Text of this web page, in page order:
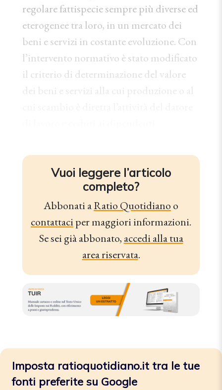
regolare fattispecie sempre più diverse ed
eterogenee tra loro, in un mercato dei
beni e servizi in costante evoluzione. Con
l’intervento normativo è stato modificato
il criterio di determinazione del valore
dei beni e servizi alla cui produzione o al
Vuoi leggere l’articolo
completo?
Abbonati aRatio Quotidiano o
contattaciper maggiori informazioni.
Se sei già abbonato, accedi alla tua
area riservata.
Imposta ratioquotidiano.it tra le tue
fonti preferite su Google